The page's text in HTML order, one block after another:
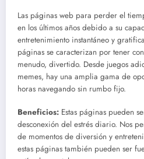
Las páginas web para perder el
en los últimos años debido a su
entretenimiento instantáneo y
páginas se caracterizan por tener
menudo, divertido. Desde juegos
memes, hay una amplia gama de
horas navegando sin rumbo fijo.
Beneficios: Estas páginas pueden
desconexión del estrés diario. Nos
de momentos de diversión y
estas páginas también pueden ser